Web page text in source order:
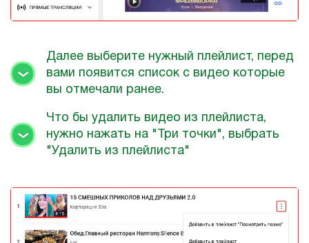
Далее выберите нужный плейлист, перед
вами появится список с видео которые
вы отмечали ранее.
Что бы удалить видео из плейлиста,
нужно нажать на "Три точки", выбрать
"Удалить из плейлиста"